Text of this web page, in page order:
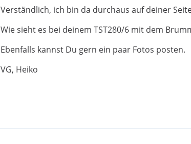
Verständlich, ich bin da durchaus auf deiner
Wie sieht es bei deinem TST280/6 mit dem
Ebenfalls kannst Du gern ein paar Fotos posten.
VG, Heiko